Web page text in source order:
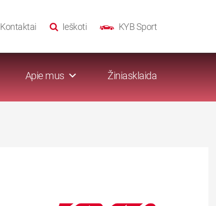
KYB Sport
Ieškoti
Kontaktai
Apie mus Žiniasklaida